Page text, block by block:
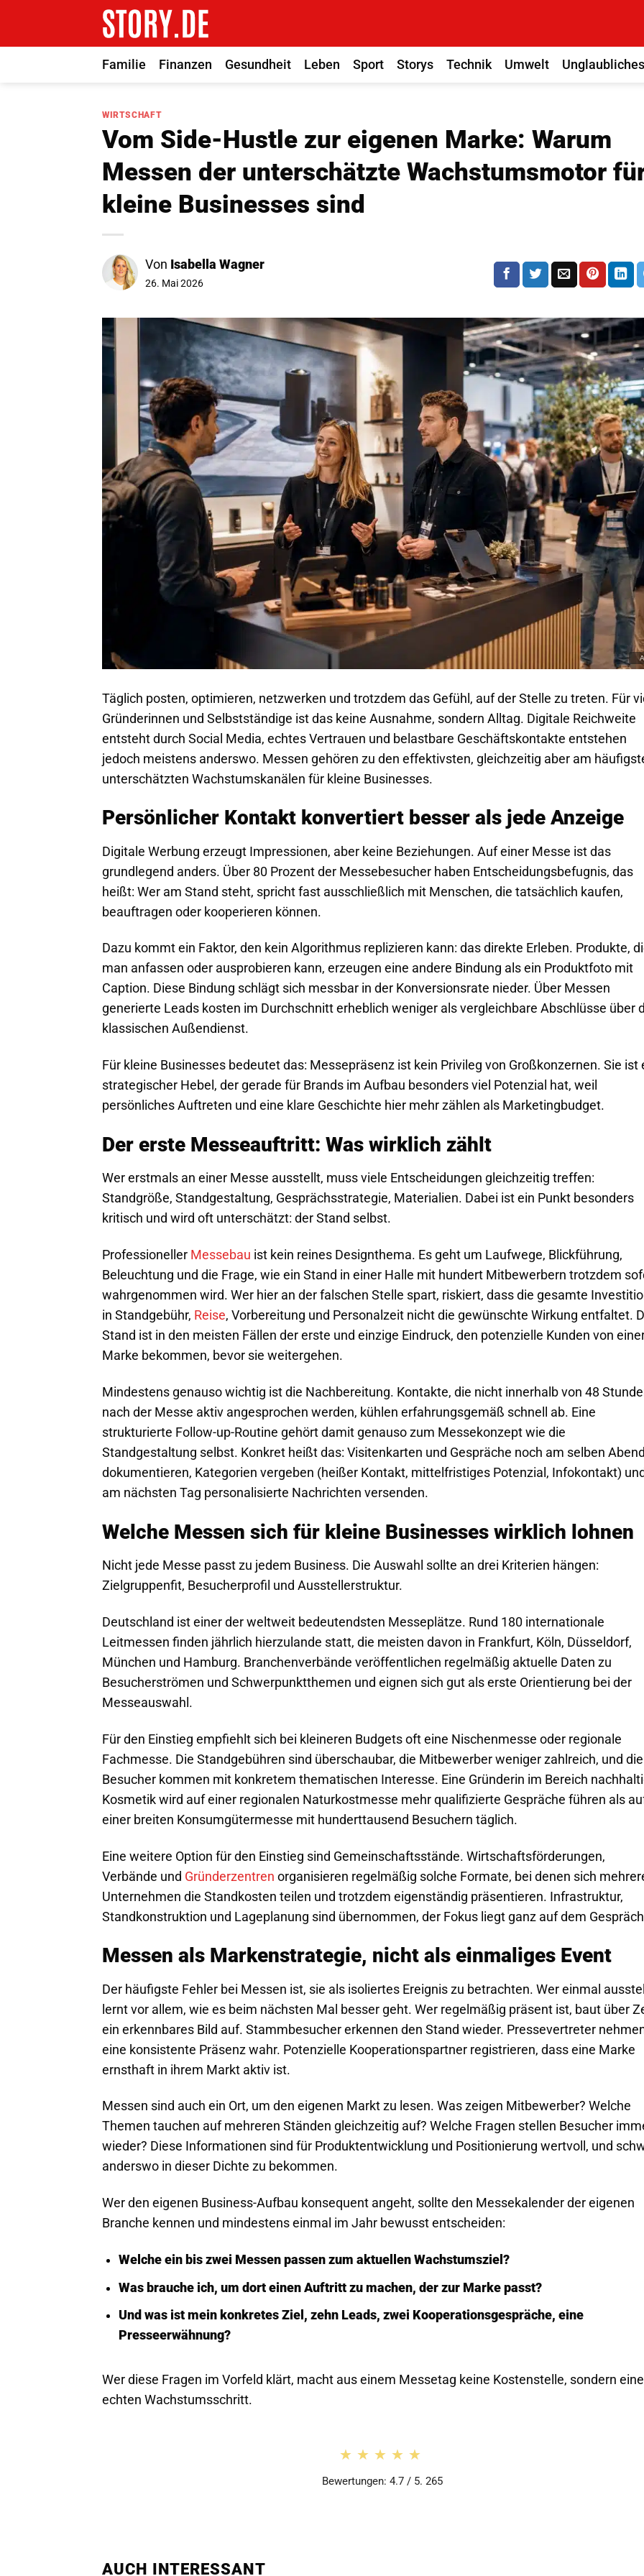
springen
Familie
Finanzen Gesundheit Leben Sport Storys Technik Umwelt Unglaubliches
WIRTSCHAFT
Vom Side-Hustle zur eigenen Marke: Warum
Messen der unterschätzte Wachstumsmotor
kleine Businesses sind
Von Isabella Wagner
26. Mai 2026
Täglich posten, optimieren, netzwerken und trotzdem das Gefühl, auf der Stelle zu treten. Für
Gründerinnen und Selbstständige ist das keine Ausnahme, sondern Alltag. Digitale Reichweite
entsteht durch Social Media, echtes Vertrauen und belastbare Geschäftskontakte entstehen
jedoch meistens anderswo. Messen gehören zu den effektivsten, gleichzeitig aber am
unterschätzten Wachstumskanälen für kleine Businesses.
Persönlicher Kontakt konvertiert besser als jede Anzeige
Digitale Werbung erzeugt Impressionen, aber keine Beziehungen. Auf einer Messe ist das
grundlegend anders. Über 80 Prozent der Messebesucher haben Entscheidungsbefugnis, das
heißt: Wer am Stand steht, spricht fast ausschließlich mit Menschen, die tatsächlich kaufen,
beauftragen oder kooperieren können.
Dazu kommt ein Faktor, den kein Algorithmus replizieren kann: das direkte Erleben. Produkte,
man anfassen oder ausprobieren kann, erzeugen eine andere Bindung als ein Produktfoto mit
Caption. Diese Bindung schlägt sich messbar in der Konversionsrate nieder. Über Messen
generierte Leads kosten im Durchschnitt erheblich weniger als vergleichbare Abschlüsse über
klassischen Außendienst.
Für kleine Businesses bedeutet das: Messepräsenz ist kein Privileg von Großkonzernen. Sie ist
strategischer Hebel, der gerade für Brands im Aufbau besonders viel Potenzial hat, weil
persönliches Auftreten und eine klare Geschichte hier mehr zählen als Marketingbudget.
Der erste Messeauftritt: Was wirklich zählt
Wer erstmals an einer Messe ausstellt, muss viele Entscheidungen gleichzeitig treffen:
Standgröße, Standgestaltung, Gesprächsstrategie, Materialien. Dabei ist ein Punkt besonders
kritisch und wird oft unterschätzt: der Stand selbst.
Professioneller Messebau ist kein reines Designthema. Es geht um Laufwege, Blickführung,
Beleuchtung und die Frage, wie ein Stand in einer Halle mit hundert Mitbewerbern trotzdem
wahrgenommen wird. Wer hier an der falschen Stelle spart, riskiert, dass die gesamte
in Standgebühr, Reise, Vorbereitung und Personalzeit nicht die gewünschte Wirkung entfaltet.
Stand ist in den meisten Fällen der erste und einzige Eindruck, den potenzielle Kunden von
Marke bekommen, bevor sie weitergehen.
Mindestens genauso wichtig ist die Nachbereitung. Kontakte, die nicht innerhalb von 48
nach der Messe aktiv angesprochen werden, kühlen erfahrungsgemäß schnell ab. Eine
strukturierte Follow-up-Routine gehört damit genauso zum Messekonzept wie die
Standgestaltung selbst. Konkret heißt das: Visitenkarten und Gespräche noch am selben Abend
dokumentieren, Kategorien vergeben (heißer Kontakt, mittelfristiges Potenzial, Infokontakt)
am nächsten Tag personalisierte Nachrichten versenden.
Welche Messen sich für kleine Businesses wirklich lohnen
Nicht jede Messe passt zu jedem Business. Die Auswahl sollte an drei Kriterien hängen:
Zielgruppenfit, Besucherprofil und Ausstellerstruktur.
Deutschland ist einer der weltweit bedeutendsten Messeplätze. Rund 180 internationale
Leitmessen finden jährlich hierzulande statt, die meisten davon in Frankfurt, Köln, Düsseldorf,
München und Hamburg. Branchenverbände veröffentlichen regelmäßig aktuelle Daten zu
Besucherströmen und Schwerpunktthemen und eignen sich gut als erste Orientierung bei der
Messeauswahl.
Für den Einstieg empfiehlt sich bei kleineren Budgets oft eine Nischenmesse oder regionale
Fachmesse. Die Standgebühren sind überschaubar, die Mitbewerber weniger zahlreich, und die
Besucher kommen mit konkretem thematischen Interesse. Eine Gründerin im Bereich
Kosmetik wird auf einer regionalen Naturkostmesse mehr qualifizierte Gespräche führen als
einer breiten Konsumgütermesse mit hunderttausend Besuchern täglich.
Eine weitere Option für den Einstieg sind Gemeinschaftsstände. Wirtschaftsförderungen,
Verbände und Gründerzentren organisieren regelmäßig solche Formate, bei denen sich
Unternehmen die Standkosten teilen und trotzdem eigenständig präsentieren. Infrastruktur,
Standkonstruktion und Lageplanung sind übernommen, der Fokus liegt ganz auf dem
Messen als Markenstrategie, nicht als einmaliges Event
Der häufigste Fehler bei Messen ist, sie als isoliertes Ereignis zu betrachten. Wer einmal
lernt vor allem, wie es beim nächsten Mal besser geht. Wer regelmäßig präsent ist, baut über
ein erkennbares Bild auf. Stammbesucher erkennen den Stand wieder. Pressevertreter
eine konsistente Präsenz wahr. Potenzielle Kooperationspartner registrieren, dass eine Marke
ernsthaft in ihrem Markt aktiv ist.
Messen sind auch ein Ort, um den eigenen Markt zu lesen. Was zeigen Mitbewerber? Welche
Themen tauchen auf mehreren Ständen gleichzeitig auf? Welche Fragen stellen Besucher
wieder? Diese Informationen sind für Produktentwicklung und Positionierung wertvoll, und
anderswo in dieser Dichte zu bekommen.
Wer den eigenen Business-Aufbau konsequent angeht, sollte den Messekalender der eigenen
Branche kennen und mindestens einmal im Jahr bewusst entscheiden:
Welche ein bis zwei Messen passen zum aktuellen Wachstumsziel?
Was brauche ich, um dort einen Auftritt zu machen, der zur Marke passt?
Und was ist mein konkretes Ziel, zehn Leads, zwei Kooperationsgespräche, eine
Presseerwähnung?
Wer diese Fragen im Vorfeld klärt, macht aus einem Messetag keine Kostenstelle, sondern
echten Wachstumsschritt.
★★★★★
★★★★★
Bewertungen: 4.7 / 5. 265
AUCH INTERESSANT